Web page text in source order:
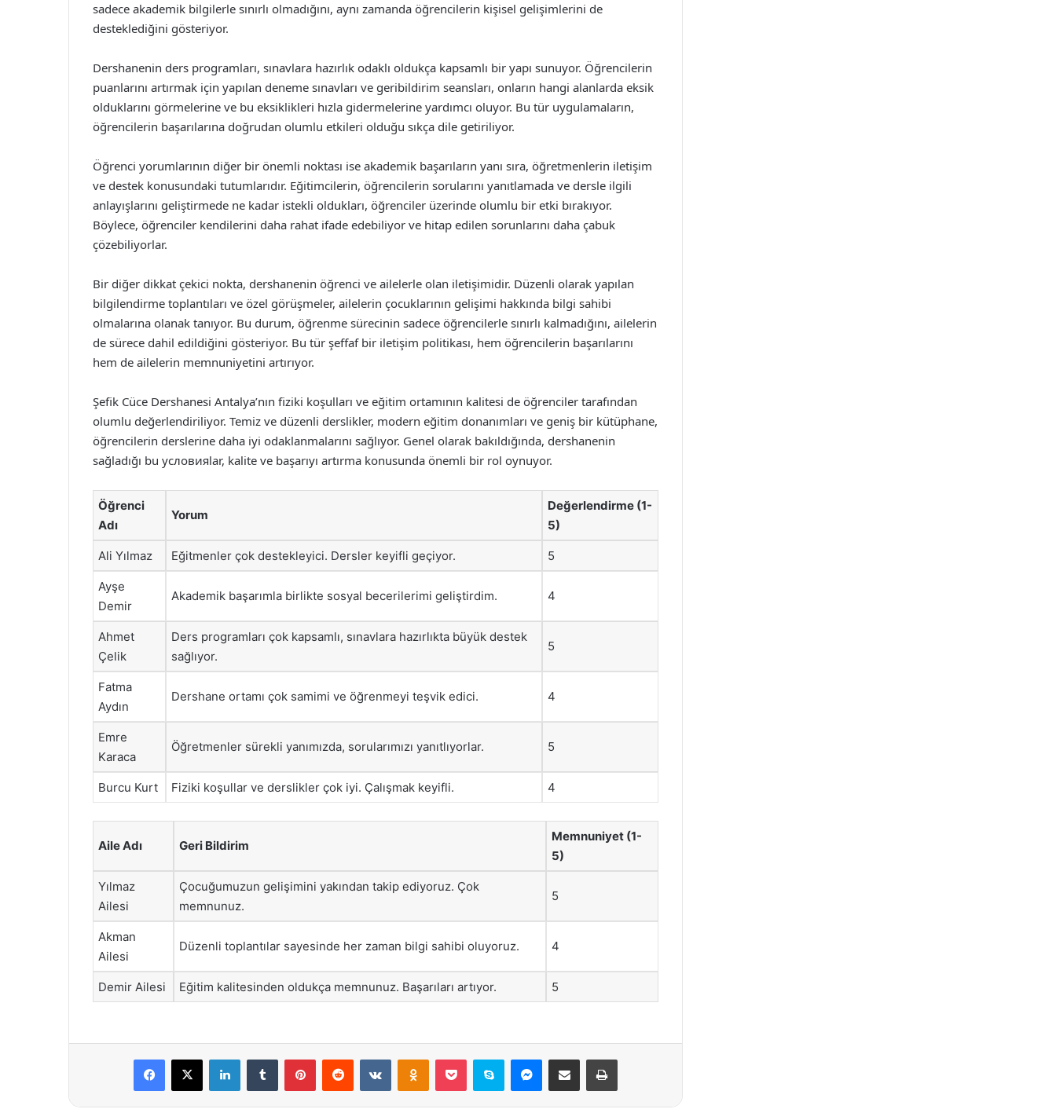
sadece akademik bilgilerle sınırlı olmadığını, aynı zamanda öğrencilerin kişisel gelişimlerini de
desteklediğini gösteriyor.
Dershanenin ders programları, sınavlara hazırlık odaklı oldukça kapsamlı bir yapı sunuyor. Öğrencilerin
puanlarını artırmak için yapılan deneme sınavları ve geribildirim seansları, onların hangi alanlarda eksik
olduklarını görmelerine ve bu eksiklikleri hızla gidermelerine yardımcı oluyor. Bu tür uygulamaların,
öğrencilerin başarılarına doğrudan olumlu etkileri olduğu sıkça dile getiriliyor.
Öğrenci yorumlarının diğer bir önemli noktası ise akademik başarıların yanı sıra, öğretmenlerin iletişim
ve destek konusundaki tutumlarıdır. Eğitimcilerin, öğrencilerin sorularını yanıtlamada ve dersle ilgili
anlayışlarını geliştirmede ne kadar istekli oldukları, öğrenciler üzerinde olumlu bir etki bırakıyor.
Böylece, öğrenciler kendilerini daha rahat ifade edebiliyor ve hitap edilen sorunlarını daha çabuk
çözebiliyorlar.
Bir diğer dikkat çekici nokta, dershanenin öğrenci ve ailelerle olan iletişimidir. Düzenli olarak yapılan
bilgilendirme toplantıları ve özel görüşmeler, ailelerin çocuklarının gelişimi hakkında bilgi sahibi
olmalarına olanak tanıyor. Bu durum, öğrenme sürecinin sadece öğrencilerle sınırlı kalmadığını, ailelerin
de sürece dahil edildiğini gösteriyor. Bu tür şeffaf bir iletişim politikası, hem öğrencilerin başarılarını
hem de ailelerin memnuniyetini artırıyor.
Şefik Cüce Dershanesi Antalya’nın fiziki koşulları ve eğitim ortamının kalitesi de öğrenciler tarafından
olumlu değerlendiriliyor. Temiz ve düzenli derslikler, modern eğitim donanımları ve geniş bir kütüphane,
öğrencilerin derslerine daha iyi odaklanmalarını sağlıyor. Genel olarak bakıldığında, dershanenin
sağladığı bu условияlar, kalite ve başarıyı artırma konusunda önemli bir rol oynuyor.
Öğrenci
Adı
Yorum
Değerlendirme (1-
5)
Ali Yılmaz Eğitmenler çok destekleyici. Dersler keyifli geçiyor. 5
Ayşe
Demir
Akademik başarımla birlikte sosyal becerilerimi geliştirdim. 4
Ahmet
Çelik
Ders programları çok kapsamlı, sınavlara hazırlıkta büyük destek
sağlıyor.
5
Fatma
Aydın
Dershane ortamı çok samimi ve öğrenmeyi teşvik edici. 4
Emre
Karaca
Öğretmenler sürekli yanımızda, sorularımızı yanıtlıyorlar. 5
Burcu Kurt Fiziki koşullar ve derslikler çok iyi. Çalışmak keyifli. 4
Aile Adı Geri Bildirim
Memnuniyet (1-
5)
Yılmaz
Ailesi
Çocuğumuzun gelişimini yakından takip ediyoruz. Çok
memnunuz.
5
Akman
Ailesi
Düzenli toplantılar sayesinde her zaman bilgi sahibi oluyoruz. 4
Demir Ailesi Eğitim kalitesinden oldukça memnunuz. Başarıları artıyor. 5
Facebook
X LinkedInTumblr PinterestReddit VKontakteOdnoklassniki
Pocket Skype Messenger
E-Posta ile paylaş Yazdır